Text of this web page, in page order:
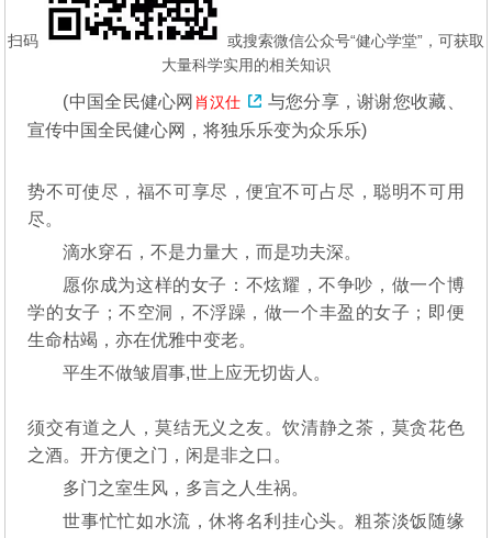
考
扫码
或搜索微信公众号“健心学堂”，可获取
大量科学实用的相关知识
(中国全民健心网 肖汉仕
与您分享，谢谢您收藏、
宣传中国全民健心网，将独乐乐变为众乐乐)
势不可使尽，福不可享尽，便宜不可占尽，聪明不可用
尽。
滴水穿石，不是力量大，而是功夫深。
愿你成为这样的女子：不炫耀，不争吵，做一个博
学的女子；不空洞，不浮躁，做一个丰盈的女子；即便
生命枯竭，亦在优雅中变老。
平生不做皱眉事,世上应无切齿人。
须交有道之人，莫结无义之友。饮清静之茶，莫贪花色
之酒。开方便之门，闲是非之口。
多门之室生风，多言之人生祸。
世事忙忙如水流，休将名利挂心头。粗茶淡饭随缘